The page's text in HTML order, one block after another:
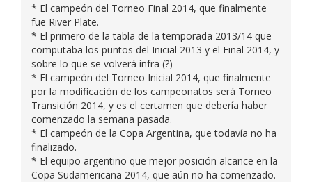
* El campeón del Torneo Final 2014, que finalmente
fue River Plate.
* El primero de la tabla de la temporada 2013/14 que
computaba los puntos del Inicial 2013 y el Final 2014, y
sobre lo que se volverá infra (?)
* El campeón del Torneo Inicial 2014, que finalmente
por la modificación de los campeonatos será Torneo
Transición 2014, y es el certamen que debería haber
comenzado la semana pasada.
* El campeón de la Copa Argentina, que todavía no ha
finalizado.
* El equipo argentino que mejor posición alcance en la
Copa Sudamericana 2014, que aún no ha comenzado.